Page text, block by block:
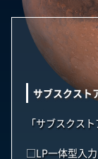
サブスクスト
「サブスクスト
□LP一体型入